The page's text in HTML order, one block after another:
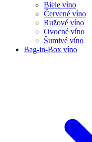
Biele víno
Červené víno
Ružové víno
Ovocné víno
Šumivé víno
Bag-in-Box víno